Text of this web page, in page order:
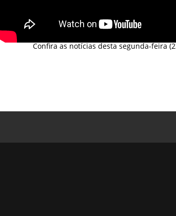
Confira as notícias desta segunda-feira